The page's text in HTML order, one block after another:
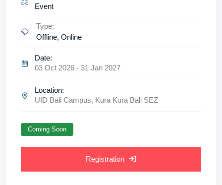
Event
Type:
Offline, Online
Date:
03 Oct 2026 - 31 Jan 2027
Location:
UID Bali Campus, Kura Kura Bali SEZ
Coming Soon
Registration